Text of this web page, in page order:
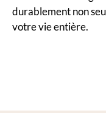
durablement non
votre vie entière.